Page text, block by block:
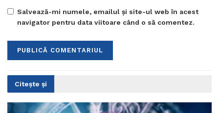
Salvează-mi numele, emailul și site-ul web în acest
navigator pentru data viitoare când o să comentez.
Citește și